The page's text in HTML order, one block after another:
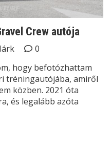
Crew autója
0
hogy befotózhattam
tréningautójába, amiről
közben. 2021 óta
és legalább azóta